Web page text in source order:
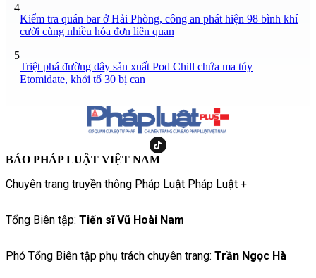
4
Kiểm tra quán bar ở Hải Phòng, công an phát hiện 98 bình khí
cười cùng nhiều hóa đơn liên quan
5
Triệt phá đường dây sản xuất Pod Chill chứa ma túy
Etomidate, khởi tố 30 bị can
BÁO PHÁP LUẬT VIỆT NAM
Chuyên trang truyền thông Pháp Luật Pháp Luật +
Tổng Biên tập: Tiến sĩ Vũ Hoài Nam
Phó Tổng Biên tập phụ trách chuyên trang: Trần Ngọc Hà